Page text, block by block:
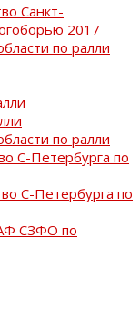
Санкт-
2017
по ралли
по ралли
С-Петербурга по
С-Петербурга по
СЗФО по